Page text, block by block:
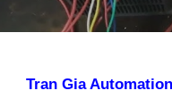
Tran Gia Automation